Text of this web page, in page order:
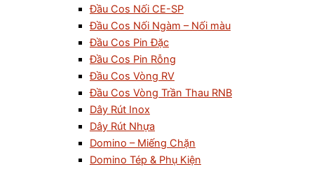
Đầu Cos Nối CE-SP
Đầu Cos Nối Ngàm – Nối màu
Đầu Cos Pin Đặc
Đầu Cos Pin Rỗng
Đầu Cos Vòng RV
Đầu Cos Vòng Trần Thau RNB
Dây Rút Inox
Dây Rút Nhựa
Domino – Miếng Chặn
Domino Tép & Phụ Kiện